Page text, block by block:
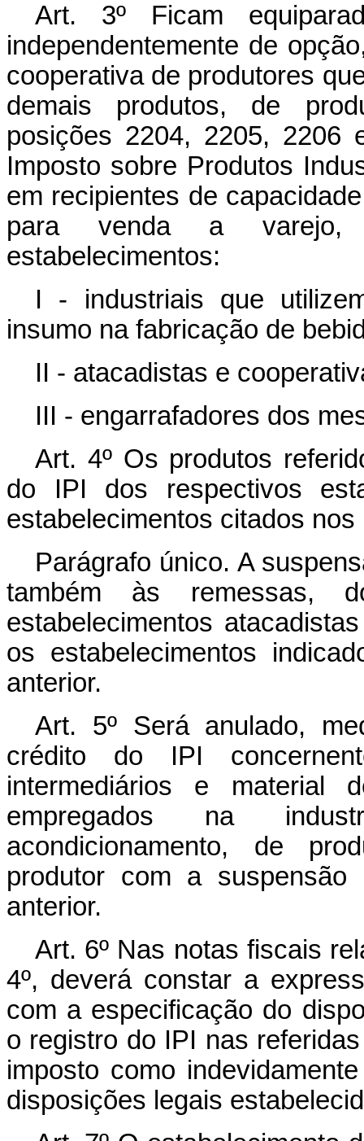
Art. 3º Ficam
independentemente de
cooperativa de produtores
demais produtos, de
posições 2204, 2205, 2206
Imposto sobre Produtos
em recipientes de
para venda a varejo,
estabelecimentos:
I - industriais que
insumo na fabricação de
II - atacadistas e
III - engarrafadores dos
Art. 4º Os produtos
do IPI dos respectivos
estabelecimentos citados
Parágrafo único. A
também às remessas,
estabelecimentos
os estabelecimentos
anterior.
Art. 5º Será anulado,
crédito do IPI
intermediários e material
empregados na
acondicionamento, de
produtor com a
anterior.
Art. 6º Nas notas fiscais
4º, deverá constar a
com a especificação do
o registro do IPI nas
imposto como
disposições legais